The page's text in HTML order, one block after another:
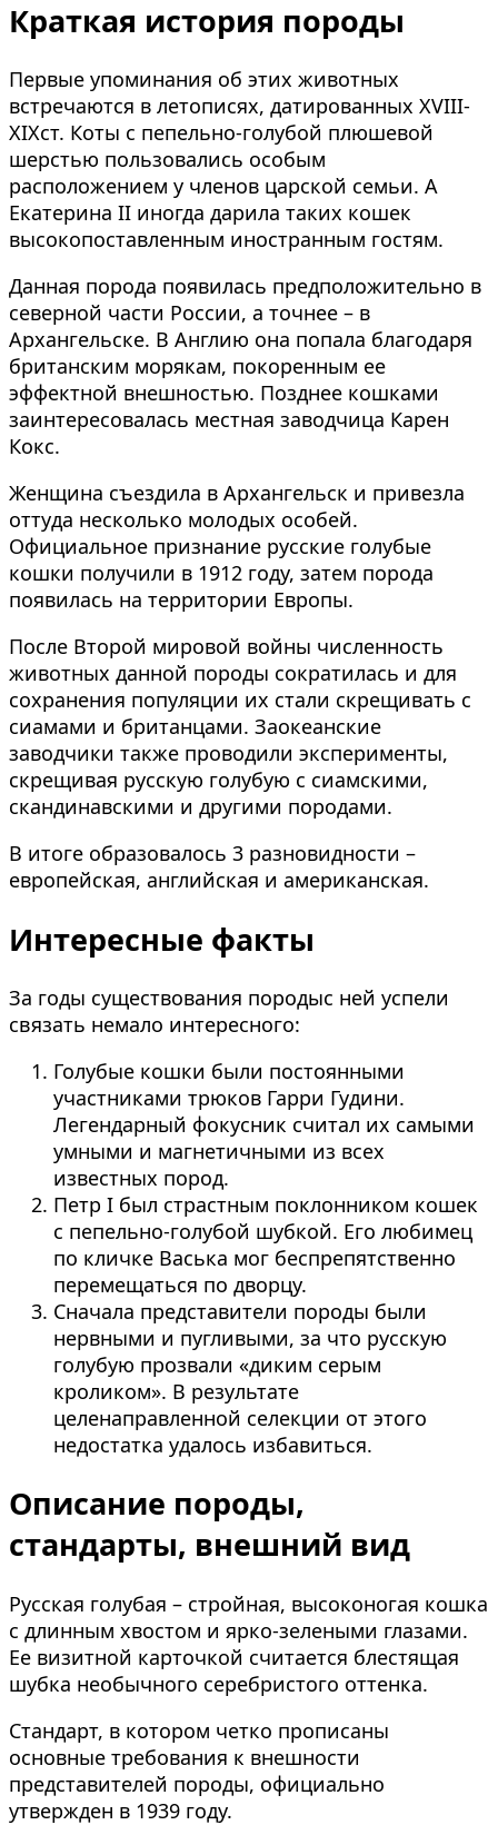
Краткая история породы
Первые упоминания об этих животных
встречаются в летописях, датированных XVIII-
XIXст. Коты с пепельно-голубой плюшевой
шерстью пользовались особым
расположением у членов царской семьи. А
Екатерина II иногда дарила таких кошек
высокопоставленным иностранным гостям.
Данная порода появилась предположительно в
северной части России, а точнее – в
Архангельске. В Англию она попала благодаря
британским морякам, покоренным ее
эффектной внешностью. Позднее кошками
заинтересовалась местная заводчица Карен
Кокс.
Женщина съездила в Архангельск и привезла
оттуда несколько молодых особей.
Официальное признание русские голубые
кошки получили в 1912 году, затем порода
появилась на территории Европы.
После Второй мировой войны численность
животных данной породы сократилась и для
сохранения популяции их стали скрещивать с
сиамами и британцами. Заокеанские
заводчики также проводили эксперименты,
скрещивая русскую голубую с сиамскими,
скандинавскими и другими породами.
В итоге образовалось 3 разновидности –
европейская, английская и американская.
Интересные факты
За годы существования породыс ней успели
связать немало интересного:
Голубые кошки были постоянными
участниками трюков Гарри Гудини.
Легендарный фокусник считал их самыми
умными и магнетичными из всех
известных пород.
Петр I был страстным поклонником кошек
с пепельно-голубой шубкой. Его любимец
по кличке Васька мог беспрепятственно
перемещаться по дворцу.
Сначала представители породы были
нервными и пугливыми, за что русскую
голубую прозвали «диким серым
кроликом». В результате
целенаправленной селекции от этого
недостатка удалось избавиться.
Описание породы,
стандарты, внешний вид
Русская голубая – стройная, высоконогая кошка
с длинным хвостом и ярко-зелеными глазами.
Ее визитной карточкой считается блестящая
шубка необычного серебристого оттенка.
Стандарт, в котором четко прописаны
основные требования к внешности
представителей породы, официально
утвержден в 1939 году.